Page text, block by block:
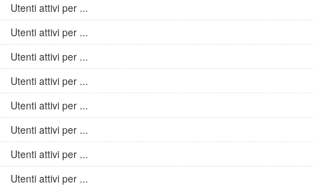
Utenti attivi per ...
Utenti attivi per ...
Utenti attivi per ...
Utenti attivi per ...
Utenti attivi per ...
Utenti attivi per ...
Utenti attivi per ...
Utenti attivi per ...